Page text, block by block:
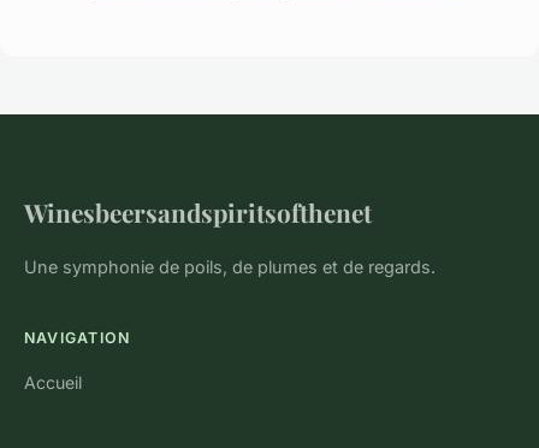
Winesbeersandspiritsofthenet
Une symphonie de poils, de plumes et de regards.
NAVIGATION
Accueil